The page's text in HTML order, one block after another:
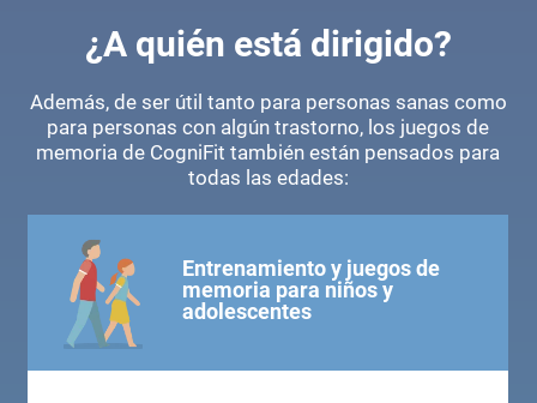
¿A quién está dirigido?
Además, de ser útil tanto para personas sanas como
para personas con algún trastorno, los juegos de
memoria de CogniFit también están pensados para
todas las edades:
Entrenamiento y juegos de
memoria para niños y
adolescentes